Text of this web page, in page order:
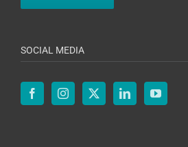
SOCIAL MEDIA